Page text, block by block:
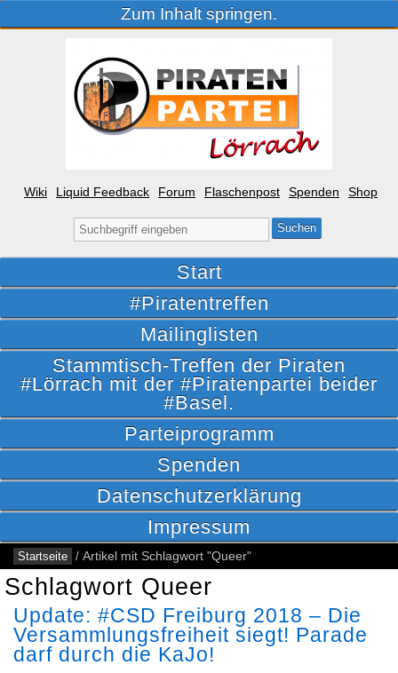
Zum Inhalt springen.
Wiki Liquid Feedback Forum Flaschenpost Spenden Shop
Suche
nach:
Start
#Piratentreffen
Mailinglisten
Stammtisch-Treffen der Piraten
#Lörrach mit der #Piratenpartei beider
#Basel.
Parteiprogramm
Spenden
Datenschutzerklärung
Impressum
Startseite / Artikel mit Schlagwort "Queer"
Schlagwort Queer
Update: #CSD Freiburg 2018 – Die
Versammlungsfreiheit siegt! Parade
darf durch die KaJo!